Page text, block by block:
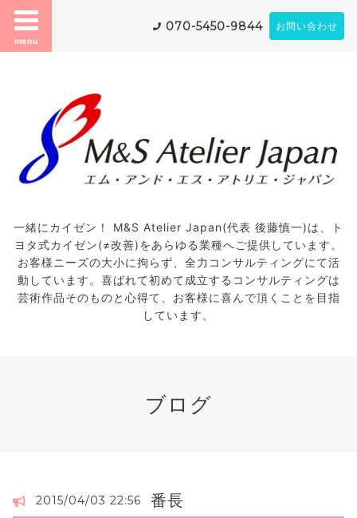
menu
070-5450-9844 お問い合わせ
一緒にカイゼン！ M&S Atelier Japan(代表 後藤慎一)は、ト
ヨタ式カイゼン(≠改善)をあらゆる業種へご提供しています。
お客様ニーズの大小に拘らず、全力コンサルティングにて活
動しています。喜ばれて初めて成立するコンサルティングは
芸術作品そのものと心得て、お客様に喜んで頂くことを目指
しています。
ブログ
2015/04/03 22:56 番長